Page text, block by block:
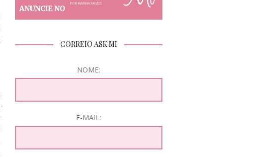
CORREIO ASK MI
NOME:
E-MAIL: